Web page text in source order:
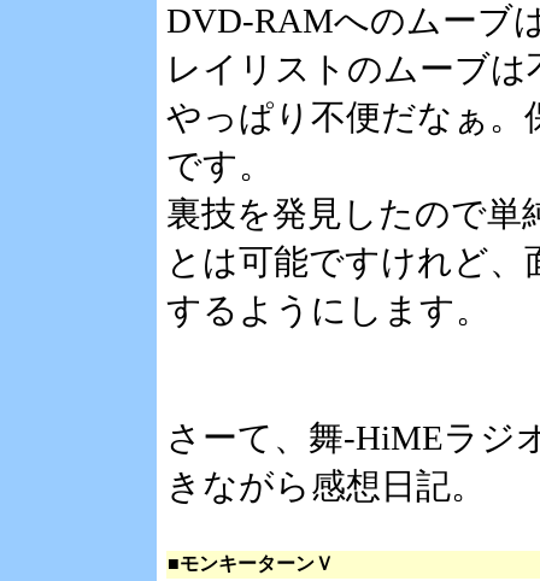
DVD-RAMへのムーブ
レイリストのムーブは
やっぱり不便だなぁ。
です。
裏技を発見したので単
とは可能ですけれど
するようにします。
さーて、舞-HiMEラジ
きながら感想日記。
■モンキーターンＶ